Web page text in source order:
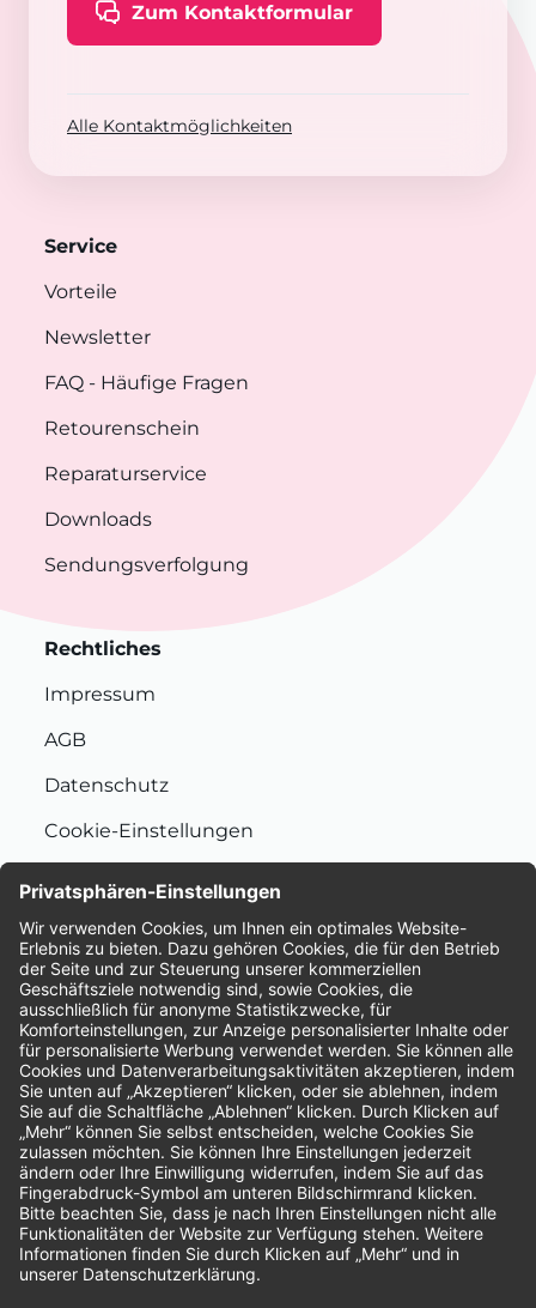
Zum Kontaktformular
Alle Kontaktmöglichkeiten
Service
Vorteile
Newsletter
FAQ - Häufige Fragen
Retourenschein
Reparaturservice
Downloads
Sendungsverfolgung
Rechtliches
Impressum
AGB
Datenschutz
Cookie-Einstellungen
Bewertungen